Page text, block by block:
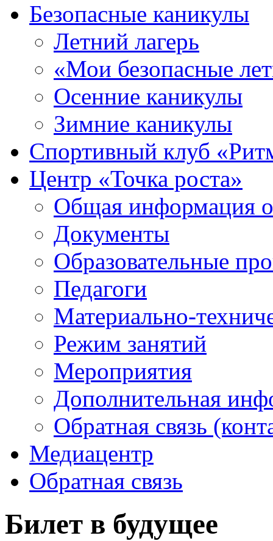
Безопасные каникулы
Летний лагерь
«Мои безопасные
Осенние каникулы
Зимние каникулы
Спортивный клуб
Центр «Точка роста»
Общая информация о
Документы
Образовательные
Педагоги
Материально-
Режим занятий
Мероприятия
Дополнительная
Обратная связь
Медиацентр
Обратная связь
Билет в будущее